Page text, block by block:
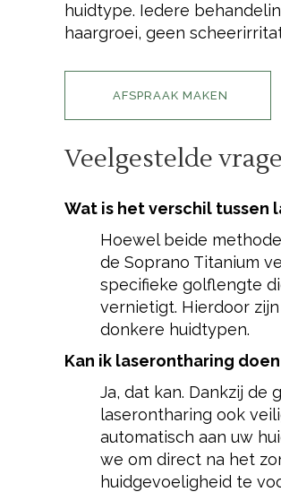
huidtype. Iedere
haargroei, geen
AFSPRAAK MAKEN
Veelgestelde
Wat is het verschil tussen
Hoewel beide
de Soprano Titanium
specifieke golflengte
vernietigt. Hierdoor
donkere huidtypen.
Kan ik laserontharing
Ja, dat kan. Dankzij de
laserontharing ook
automatisch aan uw
we om direct na het
huidgevoeligheid te